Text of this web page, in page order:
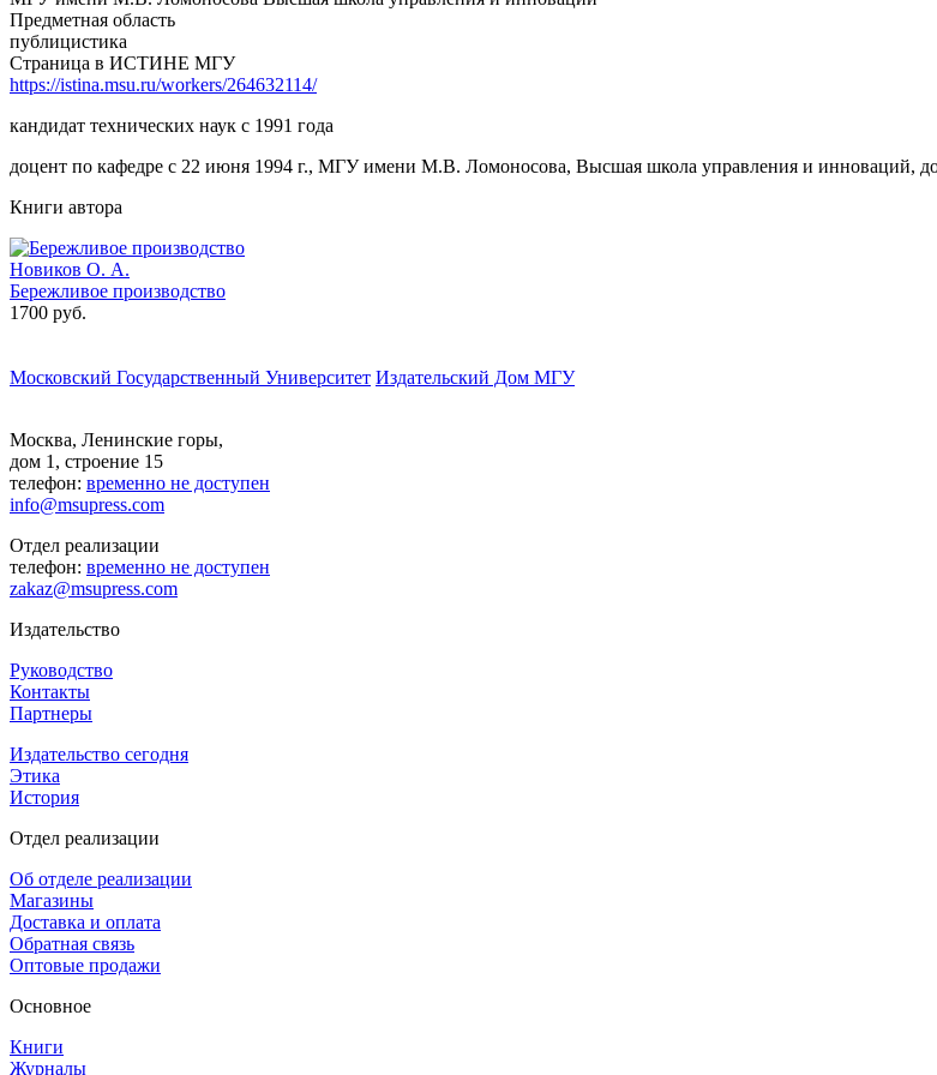
Предметная область
публицистика
Страница в ИСТИНЕ МГУ
https://istina.msu.ru/workers/264632114/
кандидат технических наук с 1991 года
доцент по кафедре с 22 июня 1994 г., МГУ имени М.В. Ломоносова, Высшая школа управления и инноваций,
Книги автора
Новиков О. А.
Бережливое производство
1700 руб.
Московский Государственный Университет Издательский Дом МГУ
Москва, Ленинские горы,
дом 1, строение 15
телефон: временно не доступен
info@msupress.com
Отдел реализации
телефон: временно не доступен
zakaz@msupress.com
Издательство
Руководство
Контакты
Партнеры
Издательство сегодня
Этика
История
Отдел реализации
Об отделе реализации
Магазины
Доставка и оплата
Обратная связь
Оптовые продажи
Основное
Книги
Журналы